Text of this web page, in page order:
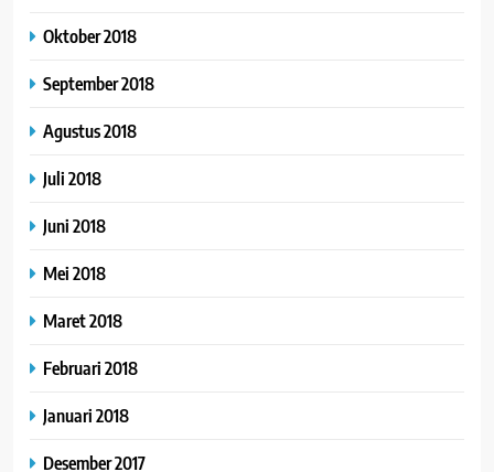
Oktober 2018
September 2018
Agustus 2018
Juli 2018
Juni 2018
Mei 2018
Maret 2018
Februari 2018
Januari 2018
Desember 2017